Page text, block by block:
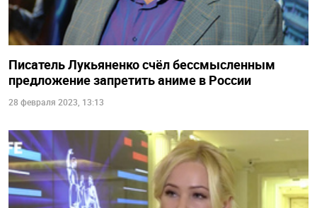
Писатель Лукьяненко счёл бессмысленным
предложение запретить аниме в России
28 февраля 2023, 13:13